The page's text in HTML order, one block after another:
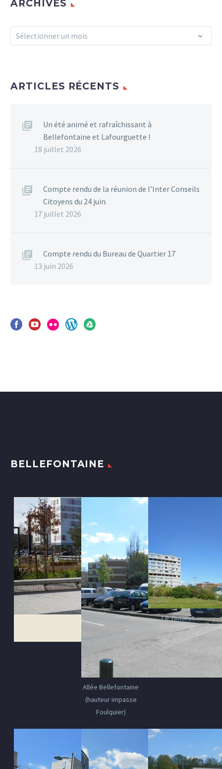
ARCHIVES
Archives
Sélectionner un mois
ARTICLES RÉCENTS
Un été animé et rafraîchissant à
Bellefontaine et Lafourguette !
18 juillet 2026
Compte rendu de la réunion de l’Inter Conseils
Citoyens du 24 juin.
17 juillet 2026
Compte rendu du Bureau de Quartier 17
13 juin 2026
BELLEFONTAINE
Allée Bellefontaine
(hauteur impasse
Foulquier)
Le Tintoret